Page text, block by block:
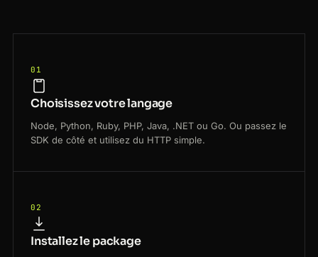
01
Choisissez votre langage
Node, Python, Ruby, PHP, Java, .NET ou Go. Ou passez le
SDK de côté et utilisez du HTTP simple.
02
Installez le package